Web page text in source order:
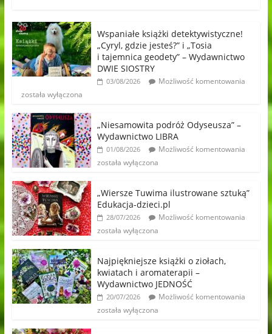
Wspaniałe książki detektywistyczne!
„Cyryl, gdzie jesteś?” i „Tosia
i tajemnica geodety” – Wydawnictwo
DWIE SIOSTRY
03/08/2026
Możliwość komentowania
została wyłączona
„Niesamowita podróż Odyseusza” –
Wydawnictwo LIBRA
01/08/2026
Możliwość komentowania
została wyłączona
„Wiersze Tuwima ilustrowane sztuką”
Edukacja-dzieci.pl
28/07/2026
Możliwość komentowania
została wyłączona
Najpiękniejsze książki o ziołach,
kwiatach i aromaterapii –
Wydawnictwo JEDNOŚĆ
20/07/2026
Możliwość komentowania
została wyłączona